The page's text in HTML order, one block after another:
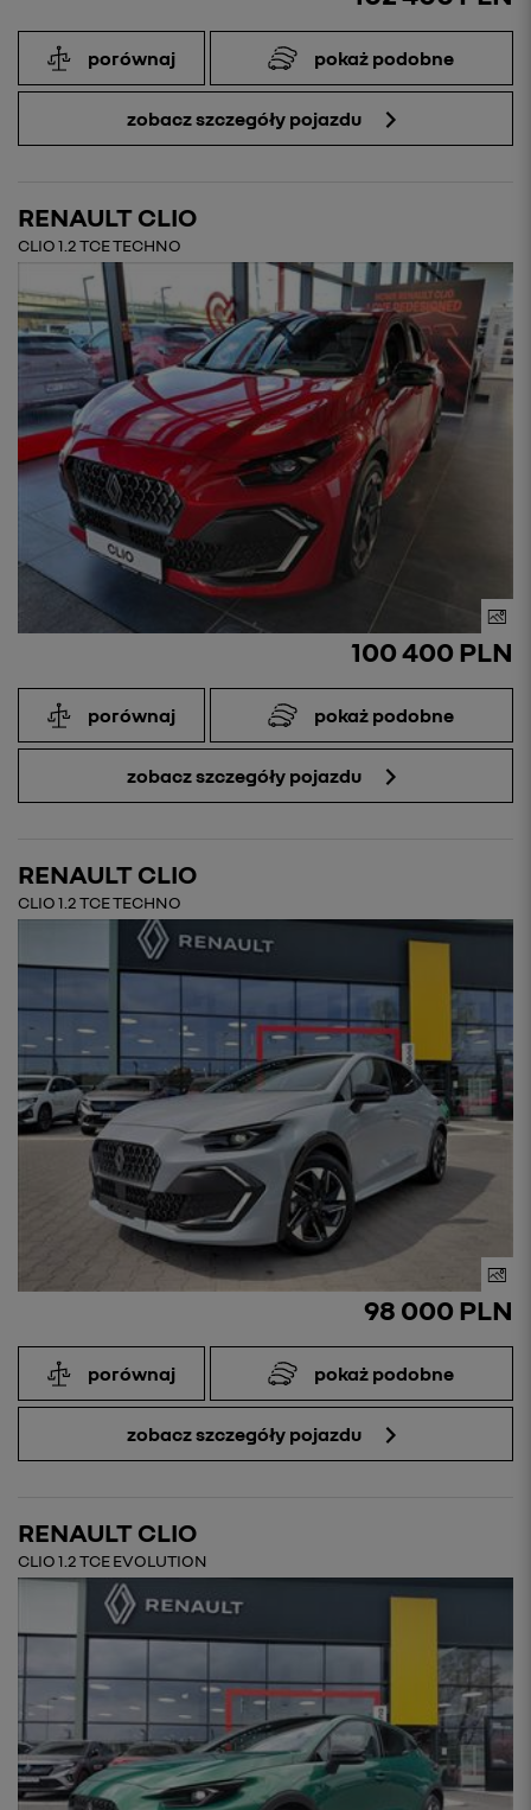
porównaj pokaż podobne
zobacz szczegóły pojazdu
RENAULT CLIO
CLIO 1.2 TCE TECHNO
100 400 PLN
porównaj pokaż podobne
zobacz szczegóły pojazdu
RENAULT CLIO
CLIO 1.2 TCE TECHNO
98 000 PLN
porównaj pokaż podobne
zobacz szczegóły pojazdu
RENAULT CLIO
CLIO 1.2 TCE EVOLUTION